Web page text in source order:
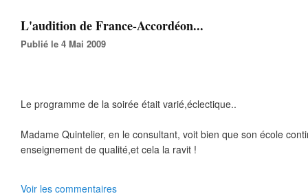
L'audition de France-Accordéon...
Publié le 4 Mai 2009
Le programme de la soirée était varié,éclectique..
Madame Quintelier, en le consultant, voit bien que son école
enseignement de qualité,et cela la ravit !
Voir les commentaires